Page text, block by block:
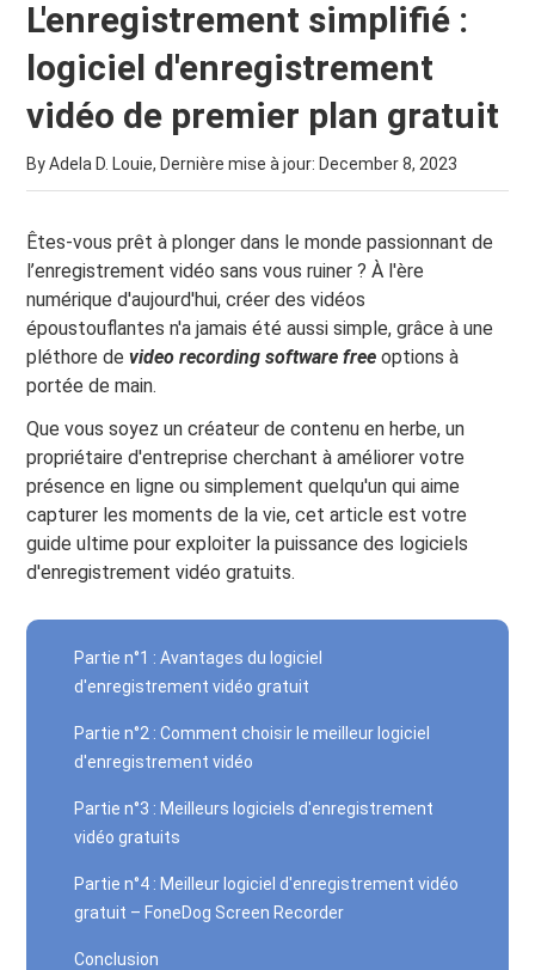
L'enregistrement simplifié :
logiciel d'enregistrement
vidéo de premier plan gratuit
By Adela D. Louie, Dernière mise à jour: December 8, 2023
Êtes-vous prêt à plonger dans le monde passionnant de
l’enregistrement vidéo sans vous ruiner ? À l'ère
numérique d'aujourd'hui, créer des vidéos
époustouflantes n'a jamais été aussi simple, grâce à une
pléthore devideo recording software free options à
portée de main.
Que vous soyez un créateur de contenu en herbe, un
propriétaire d'entreprise cherchant à améliorer votre
présence en ligne ou simplement quelqu'un qui aime
capturer les moments de la vie, cet article est votre
guide ultime pour exploiter la puissance des logiciels
d'enregistrement vidéo gratuits.
Partie n°1 : Avantages du logiciel
d'enregistrement vidéo gratuit
Partie n°2 : Comment choisir le meilleur logiciel
d'enregistrement vidéo
Partie n°3 : Meilleurs logiciels d'enregistrement
vidéo gratuits
Partie n°4 : Meilleur logiciel d'enregistrement vidéo
gratuit – FoneDog Screen Recorder
Conclusion